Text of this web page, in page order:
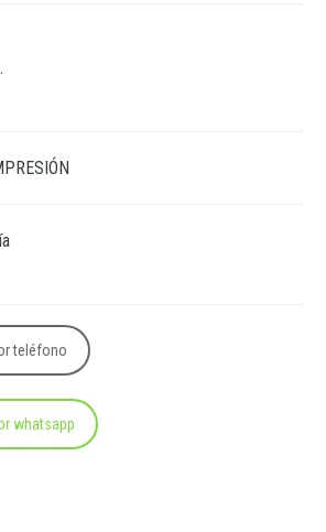
teléfono
whatsapp